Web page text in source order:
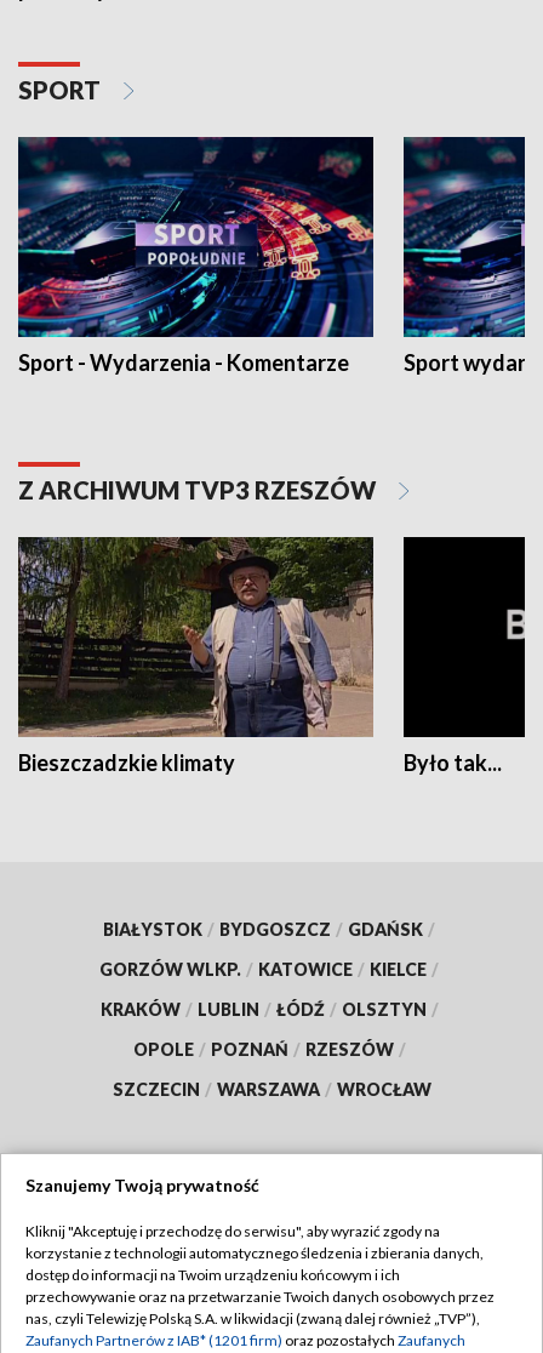
SPORT
Sport - Wydarzenia - Komentarze Sport
Z ARCHIWUM TVP3 RZESZÓW
Bieszczadzkie klimaty Było tak...
BIAŁYSTOK / BYDGOSZCZ / GDAŃSK /
GORZÓW WLKP. / KATOWICE / KIELCE /
KRAKÓW / LUBLIN / ŁÓDŹ / OLSZTYN /
OPOLE / POZNAŃ / RZESZÓW /
SZCZECIN / WARSZAWA / WROCŁAW
TVP
Abonament TVP
Emisja w TVP
Regulamin TVP
Polityka prywatności
Szanujemy Twoją prywatność
Kliknij "Akceptuję i przechodzę do serwisu", aby wyrazić zgody na
korzystanie z technologii automatycznego śledzenia i zbierania danych,
dostęp do informacji na Twoim urządzeniu końcowym i ich
przechowywanie oraz na przetwarzanie Twoich danych osobowych przez
nas, czyli Telewizję Polską S.A. w likwidacji (zwaną dalej również „TVP”),
Zaufanych Partnerów z IAB* (1201 firm) oraz pozostałych Zaufanych